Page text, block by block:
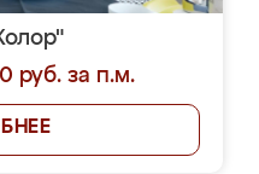
руб. за п.м.